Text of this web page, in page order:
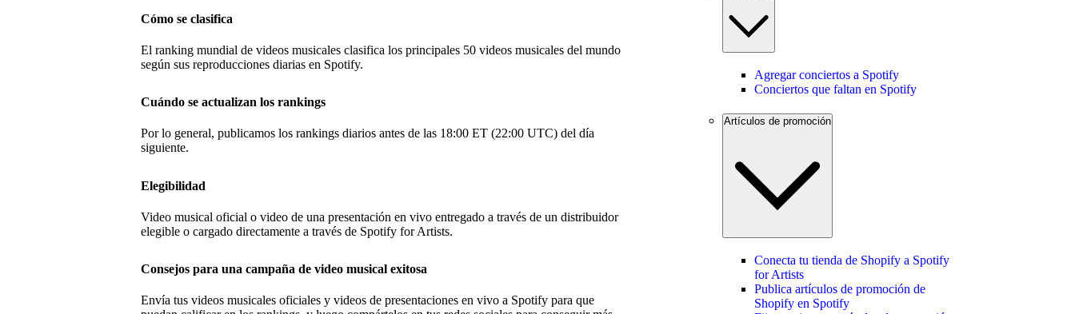
Cómo se clasifica
El ranking mundial de videos musicales clasifica los principales 50 videos musicales del mundo
según sus reproducciones diarias en Spotify.
Cuándo se actualizan los rankings
Por lo general, publicamos los rankings diarios antes de las 18:00 ET (22:00 UTC) del día
siguiente.
Elegibilidad
Video musical oficial o video de una presentación en vivo entregado a través de un distribuidor
elegible o cargado directamente a través de Spotify for Artists.
Consejos para una campaña de video musical exitosa
Envía tus videos musicales oficiales y videos de presentaciones en vivo a Spotify para que
Agregar conciertos a Spotify
Conciertos que faltan en Spotify
Artículos de promoción
Conecta tu tienda de Shopify a Spotify
for Artists
Publica artículos de promoción de
Shopify en Spotify